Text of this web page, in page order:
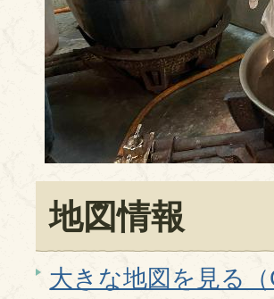
地図情報
大きな地図を見る